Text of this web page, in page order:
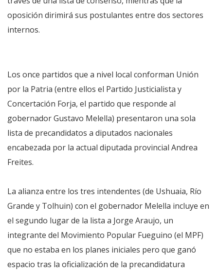
oposición dirimirá sus postulantes entre dos sectores
internos.
Los once partidos que a nivel local conforman Unión
por la Patria (entre ellos el Partido Justicialista y
Concertación Forja, el partido que responde al
gobernador Gustavo Melella) presentaron una sola
lista de precandidatos a diputados nacionales
encabezada por la actual diputada provincial Andrea
Freites.
La alianza entre los tres intendentes (de Ushuaia, Río
Grande y Tolhuin) con el gobernador Melella incluye en
el segundo lugar de la lista a Jorge Araujo, un
integrante del Movimiento Popular Fueguino (el MPF)
que no estaba en los planes iniciales pero que ganó
espacio tras la oficialización de la precandidatura